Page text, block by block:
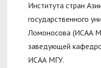
Института стран
государственного
Ломоносова (ИСАА
заведующей
ИСАА МГУ.